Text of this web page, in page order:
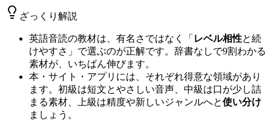
ざっくり解説
英語音読の教材は、有名さではなく「 レベル相性と続
けやすさ」で選ぶのが正解です。辞書なしで9割わかる
素材が、いちばん伸びます。
本・サイト・アプリには、それぞれ得意な領域があり
ます。初級は短文とやさしい音声、中級は口が少し詰
まる素材、上級は精度や新しいジャンルへと使い分け
ましょう。